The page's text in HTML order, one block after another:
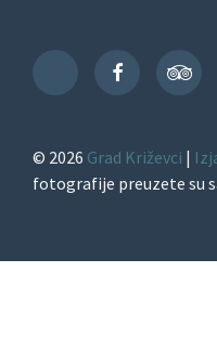
TikTok
Facebook
© 2026 Grad Križevci |
fotografije preuzete su